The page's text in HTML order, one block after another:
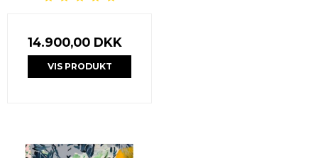
14.900,00 DKK
VIS PRODUKT